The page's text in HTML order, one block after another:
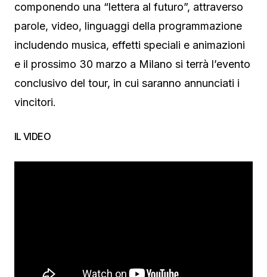
componendo una “lettera al futuro”, attraverso
parole, video, linguaggi della programmazione
includendo musica, effetti speciali e animazioni
e il prossimo 30 marzo a Milano si terrà l’evento
conclusivo del tour, in cui saranno annunciati i
vincitori.
IL VIDEO